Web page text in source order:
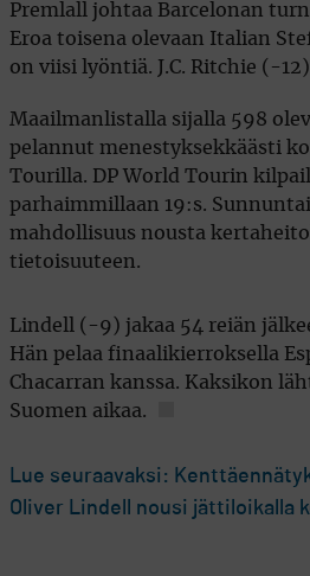
Premlall johtaa Barcelonan
Eroa toisena olevaan Italian
on viisi lyöntiä. J.C. Ritchie (-
Maailmanlistalla sijalla 598
pelannut menestyksekkäästi
Tourilla. DP World Tourin
parhaimmillaan 19:s.
mahdollisuus nousta
tietoisuuteen.
Lindell (-9) jakaa 54 reiän
Hän pelaa finaalikierroksella
Chacarran kanssa. Kaksikon
Suomen aikaa.
Lue seuraavaksi:
Oliver Lindell nousi jättiloikalla